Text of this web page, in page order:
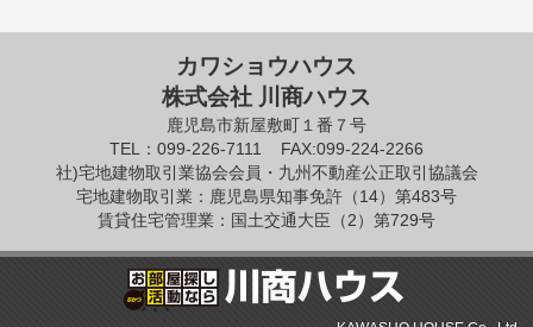
カワショウハウス
株式会社 川商ハウス
鹿児島市新屋敷町１番７号
TEL：099-226-7111
FAX:099-224-2266
社)宅地建物取引業協会会員・九州不動産公正取引協議会
宅地建物取引業：鹿児島県知事免許（14）第483号
賃貸住宅管理業：国土交通大臣（2）第729号